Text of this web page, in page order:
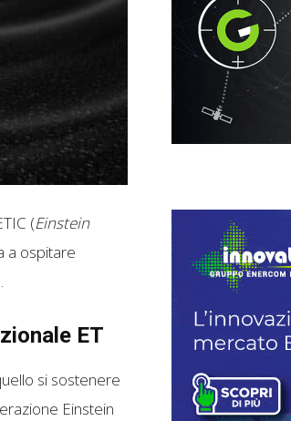
(Einstein
a ospitare
ET
si sostenere
Einstein